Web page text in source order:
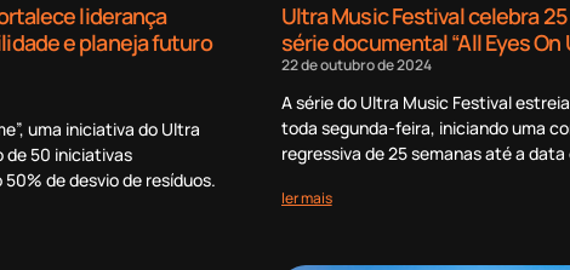
liderança
e planeja futuro
uma iniciativa do Ultra
de 50 iniciativas
de desvio de resíduos.
Ultra Music Festival celebra
série documental “All Eyes On
22 de outubro de 2024
A série do Ultra Music Festival
toda segunda-feira, iniciando uma
regressiva de 25 semanas até a data
ler mais